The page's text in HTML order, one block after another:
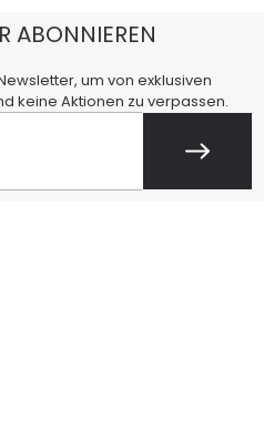
ABONNIEREN
um von exklusiven
keine Aktionen zu verpassen.